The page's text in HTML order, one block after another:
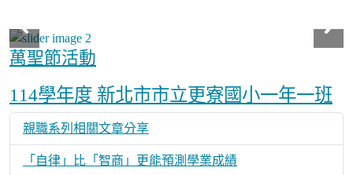
萬聖節活動
Over View
114學年度 新北市市立更寮國小一年一班
親職系列相關文章分享
「自律」比「智商」更能預測學業成績